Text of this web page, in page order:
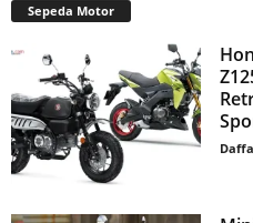
Sepeda Motor